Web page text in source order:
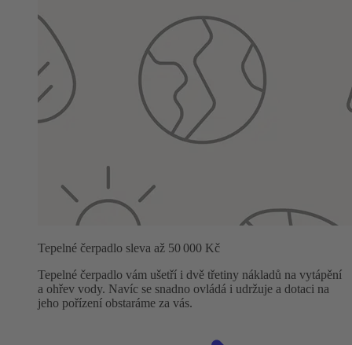
Tepelné čerpadlo sleva až 50 000 Kč
Tepelné čerpadlo vám ušetří i dvě třetiny nákladů na vytápění
a ohřev vody. Navíc se snadno ovládá i udržuje a dotaci na
jeho pořízení obstaráme za vás.